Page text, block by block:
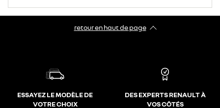
retour en haut de page​
ESSAYEZ LE MODÈLE DE
VOTRE CHOIX
DES EXPERTS RENAULT À
VOS CÔTÉS